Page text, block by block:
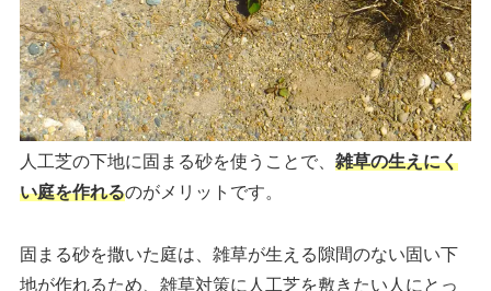
人工芝の下地に固まる砂を使うことで、雑草の生えにく
い庭を作れるのがメリットです。
固まる砂を撒いた庭は、雑草が生える隙間のない固い下
地が作れるため、雑草対策に人工芝を敷きたい人にとっ